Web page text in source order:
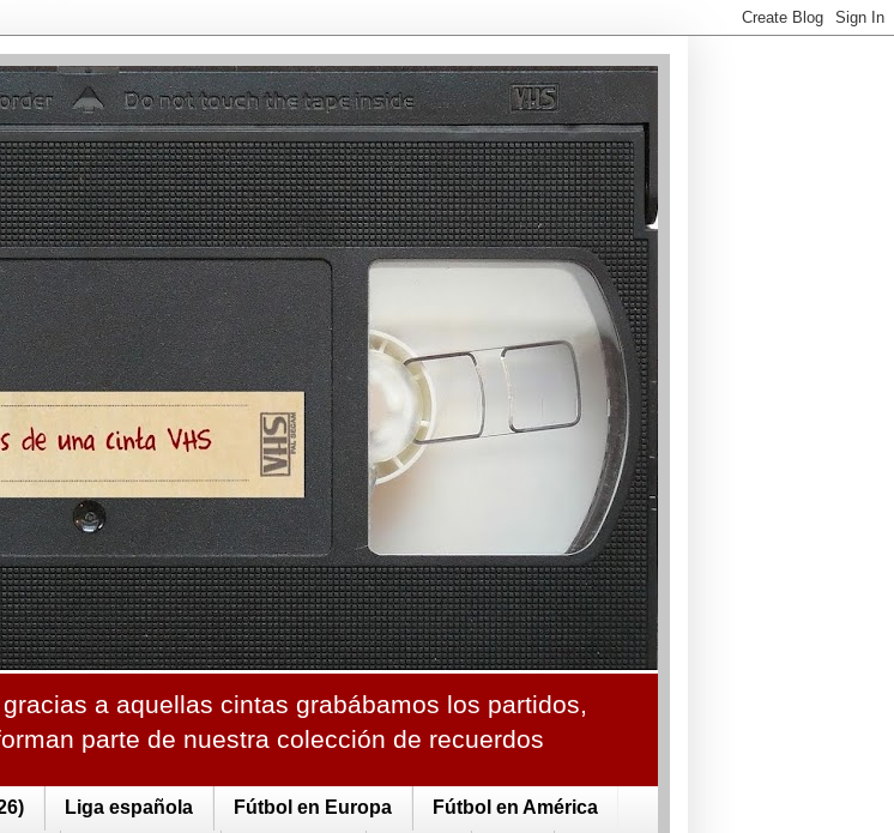
a aquellas cintas grabábamos los partidos,
parte de nuestra colección de recuerdos
Liga española Fútbol en Europa Fútbol en América